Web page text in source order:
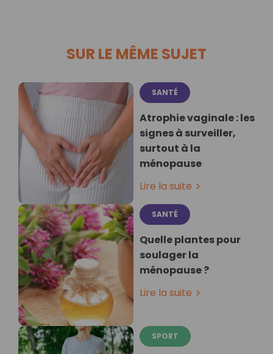
SUR LE MÊME SUJET
SANTÉ
Atrophie vaginale : les
signes à surveiller,
surtout à la
ménopause
Lire la suite
SANTÉ
Quelle plantes pour
soulager la
ménopause ?
Lire la suite
SPORT